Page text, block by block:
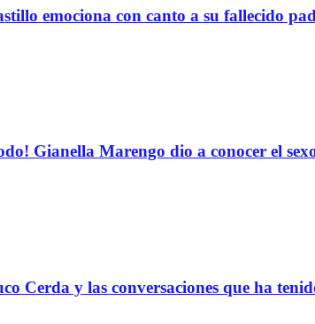
emociona con canto a su fallecido
Gianella Marengo dio a conocer el
Cerda y las conversaciones que ha